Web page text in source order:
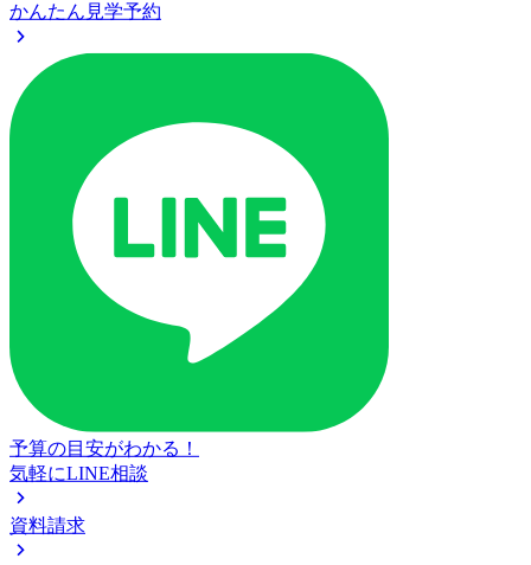
かんたん見学予約
予算の目安がわかる！
気軽にLINE相談
資料請求